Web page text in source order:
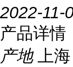
2022-11-
产品详情
产地
上海